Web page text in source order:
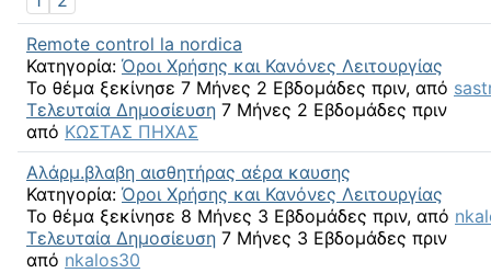
Remote control la nordica
Κατηγορία: Όροι Χρήσης και Κανόνες Λειτουργίας
Το θέμα ξεκίνησε 7 Μήνες 2 Εβδομάδες πριν, από
Τελευταία Δημοσίευση 7 Μήνες 2 Εβδομάδες πριν
από ΚΩΣΤΑΣ ΠΗΧΑΣ
Αλάρμ.βλαβη αισθητήρας αέρα καυσης
Κατηγορία: Όροι Χρήσης και Κανόνες Λειτουργίας
Το θέμα ξεκίνησε 8 Μήνες 3 Εβδομάδες πριν, από
Τελευταία Δημοσίευση 7 Μήνες 3 Εβδομάδες πριν
από nkalos30